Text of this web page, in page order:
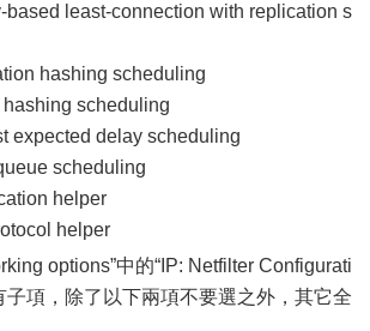
least-connection with replication s
hashing scheduling
scheduling
delay scheduling
scheduling
helper
helper
options”中的“IP: Netfilter Configurati
項，除了以下兩項不要選之外，其它全